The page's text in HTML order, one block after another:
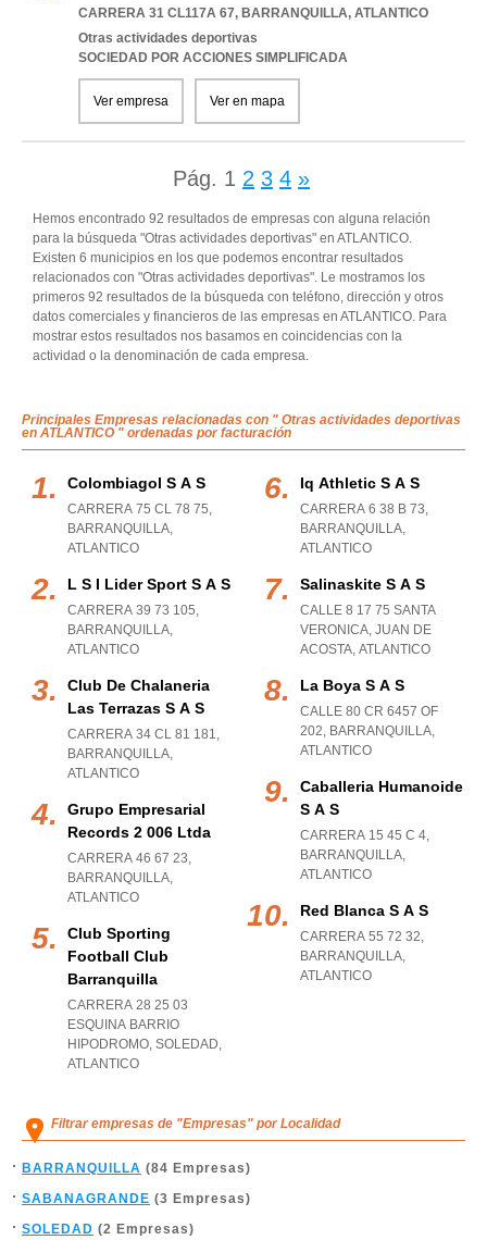
CARRERA 31 CL117A 67, BARRANQUILLA, ATLANTICO
Otras actividades deportivas
SOCIEDAD POR ACCIONES SIMPLIFICADA
Ver empresa Ver en mapa
Pág. 1 2 3 4 »
Hemos encontrado 92 resultados de empresas con alguna relación
para la búsqueda "Otras actividades deportivas" en ATLANTICO.
Existen 6 municipios en los que podemos encontrar resultados
relacionados con "Otras actividades deportivas". Le mostramos los
primeros 92 resultados de la búsqueda con teléfono, dirección y otros
datos comerciales y financieros de las empresas en ATLANTICO. Para
mostrar estos resultados nos basamos en coincidencias con la
actividad o la denominación de cada empresa.
Principales Empresas relacionadas con " Otras actividades deportivas
en ATLANTICO " ordenadas por facturación
Colombiagol S A S
CARRERA 75 CL 78 75,
BARRANQUILLA,
ATLANTICO
L S I Lider Sport S A S
CARRERA 39 73 105,
BARRANQUILLA,
ATLANTICO
Club De Chalaneria
Las Terrazas S A S
CARRERA 34 CL 81 181,
BARRANQUILLA,
ATLANTICO
Grupo Empresarial
Records 2 006 Ltda
CARRERA 46 67 23,
BARRANQUILLA,
ATLANTICO
Club Sporting
Football Club
Barranquilla
CARRERA 28 25 03
ESQUINA BARRIO
HIPODROMO, SOLEDAD,
ATLANTICO
Iq Athletic S A S
CARRERA 6 38 B 73,
BARRANQUILLA,
ATLANTICO
Salinaskite S A S
CALLE 8 17 75 SANTA
VERONICA, JUAN DE
ACOSTA, ATLANTICO
La Boya S A S
CALLE 80 CR 6457 OF
202, BARRANQUILLA,
ATLANTICO
Caballeria Humanoide
S A S
CARRERA 15 45 C 4,
BARRANQUILLA,
ATLANTICO
Red Blanca S A S
CARRERA 55 72 32,
BARRANQUILLA,
ATLANTICO
Filtrar empresas de "Empresas" por Localidad
BARRANQUILLA (84 Empresas)
SABANAGRANDE (3 Empresas)
SOLEDAD (2 Empresas)